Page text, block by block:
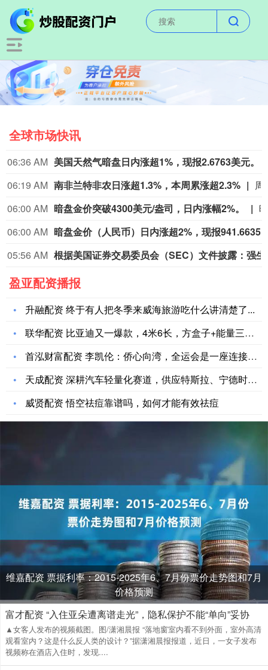
全球市场快讯
06:36 AM 美国天然气暗盘日内涨超1%，现报2.6763美元。
06:19 AM 南非兰特非农日涨超1.3%，本周累涨超2.3%
06:00 AM 暗盘金价突破4300美元/盎司，日内涨幅2%。
06:00 AM
05:56 AM
盈亚配资播报
升融配资 终于有人把冬季来威海旅游吃什么讲清楚了...
联华配资 比亚迪又一爆款，4米6长，方盒子+能量三把锁，30
首泓财富配资 李凯伦：侨心向湾，全运会是一座连接海内外侨胞的
天成配资 深耕汽车轻量化赛道，供应特斯拉、宁德时代，友升股份
威贤配资 悟空祛痘靠谱吗，如何才能有效祛痘
维嘉配资 票据利率：2015-2025年6、7月份票价走势图和7月
价格预测
富才配资 “入住亚朵遭离谱走光”，隐私保护不能“单向”妥协
▲女客人发布的视频截图。图/潇湘晨报 “落地窗室内看不到外面，室外高清
观看室内？这是什么反人类的设计？”据潇湘晨报报道，近日，一女子发布
视频称在酒店入住时，发现....